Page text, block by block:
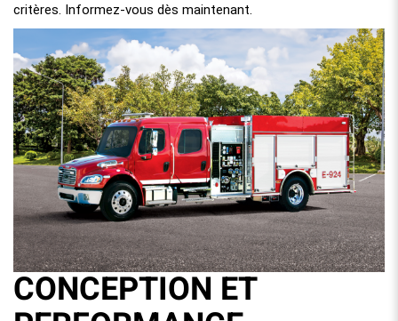
critères. Informez-vous dès maintenant.
CONCEPTION ET